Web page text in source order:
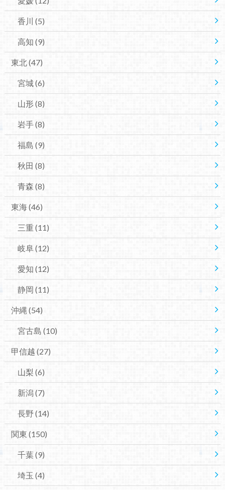
香川 (5)
高知 (9)
東北 (47)
宮城 (6)
山形(8)
岩手(8)
福島 (9)
秋田 (8)
青森 (8)
東海(46)
三重 (11)
岐阜 (12)
愛知 (12)
静岡 (11)
沖縄 (54)
宮古島 (10)
甲信越 (27)
山梨 (6)
新潟 (7)
長野 (14)
関東 (150)
千葉(9)
埼玉 (4)